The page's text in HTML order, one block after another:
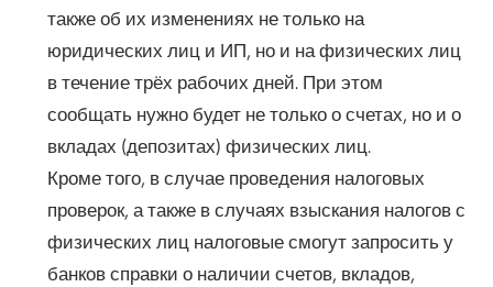
также об их изменениях не только на
юридических лиц и ИП, но и на физических лиц
в течение трёх рабочих дней. При этом
сообщать нужно будет не только о счетах, но и о
вкладах (депозитах) физических лиц.
Кроме того, в случае проведения налоговых
проверок, а также в случаях взыскания налогов с
физических лиц налоговые смогут запросить у
банков справки о наличии счетов, вкладов,